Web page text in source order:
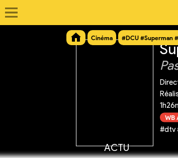
Cinéma #DCU #Superman
WB
#dtv
ACTU